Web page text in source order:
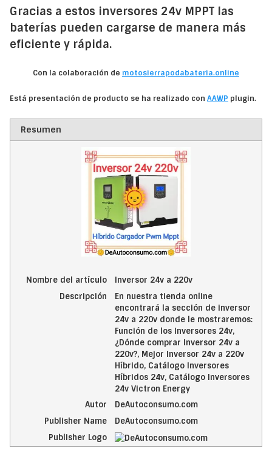
Gracias a estos inversores 24v MPPT las
baterías pueden cargarse de manera más
eficiente y rápida.
Con la colaboración de motosierrapodabateria.online
Está presentación de producto se ha realizado con AAWP plugin.
Resumen
Nombre del artículo
Inversor 24v a 220v
Descripción
En nuestra tienda online
encontrará la sección de inversor
24v a 220v donde le mostraremos:
Función de los Inversores 24v,
¿Dónde comprar Inversor 24v a
220v?, Mejor Inversor 24v a 220v
Híbrido, Catálogo Inversores
Híbridos 24v, Catálogo Inversores
24v Victron Energy
Autor
DeAutoconsumo.com
Publisher Name
DeAutoconsumo.com
Publisher Logo